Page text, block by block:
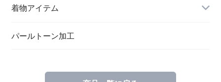
ブローチ
メッセージカード
一筆箋
ハンドメイドキット
着物アイテム
パールトーン加工